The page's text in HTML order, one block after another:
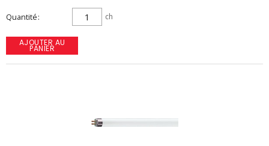
Quantité ch
AJOUTER AU
PANIER